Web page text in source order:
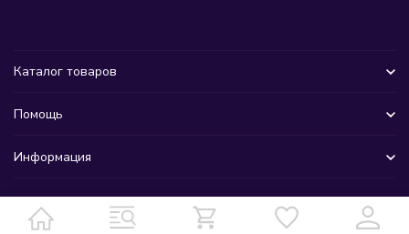
Каталог товаров
Помощь
Информация